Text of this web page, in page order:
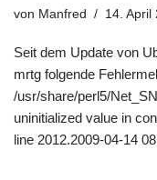
von Manfred 14. April
Seit dem Update von
mrtg folgende
/usr/share/perl5/
uninitialized value in
line 2012.2009-04-14